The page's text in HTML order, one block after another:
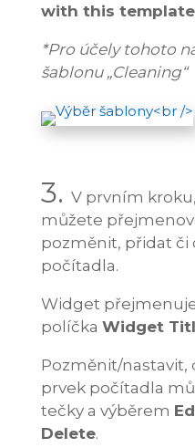
with this
*Pro účely tohoto
šablonu „Cleaning“
3. V prvním
můžete
pozměnit, přidat či
počítadla.
Widget
políčka Widget
Pozměnit/nastavit,
prvek počítadla
tečky a výběrem
Delete.